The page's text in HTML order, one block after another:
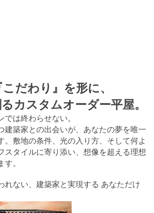
だわり』を形に、
カスタムオーダー平屋。
は終わらせない。
建築家との出会いが、あなたの夢を唯一
敷地の条件、光の入り方、そして何よ
スタイルに寄り添い、 想像を超える理想
。
ない、 建築家と実現する あなただけ